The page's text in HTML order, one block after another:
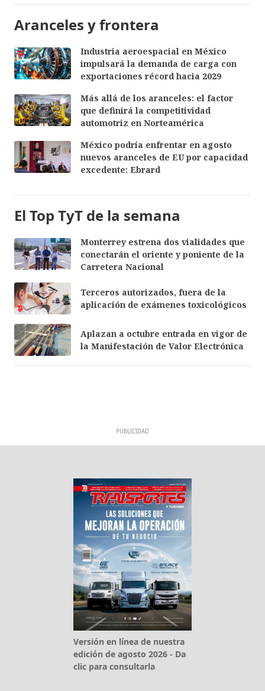
Aranceles y frontera
Industria aeroespacial en México
impulsará la demanda de carga con
exportaciones récord hacia 2029
Más allá de los aranceles: el factor
que definirá la competitividad
automotriz en Norteamérica
México podría enfrentar en agosto
nuevos aranceles de EU por capacidad
excedente: Ebrard
El Top TyT de la semana
Monterrey estrena dos vialidades que
conectarán el oriente y poniente de la
Carretera Nacional
Terceros autorizados, fuera de la
aplicación de exámenes toxicológicos
Aplazan a octubre entrada en vigor de
la Manifestación de Valor Electrónica
PUBLICIDAD
Versión en línea de nuestra
edición de agosto 2026 - Da
clic para consultarla